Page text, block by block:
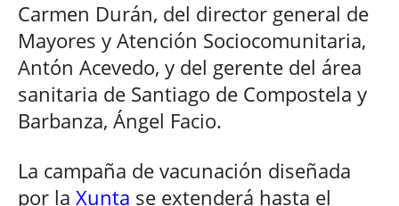
Carmen Durán, del director general de
Mayores y Atención Sociocomunitaria,
Antón Acevedo, y del gerente del área
sanitaria de Santiago de Compostela y
Barbanza, Ángel Facio.
La campaña de vacunación diseñada
por la Xunta se extenderá hasta el